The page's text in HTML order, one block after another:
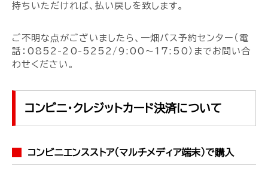
持ちいただければ、払い戻しを致します。
ご不明な点がございましたら、一畑バス予約センター（電
話：0852-20-5252/9:00～17:50）までお問い合
わせください。
コンビニ・クレジットカード決済について
コンビニエンスストア（マルチメディア端末）で購入